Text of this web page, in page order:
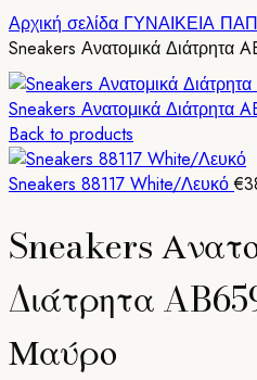
Αρχική σελίδα ΓΥΝΑΙΚΕΙΑ
Sneakers Ανατομικά Διάτρητα
Sneakers Ανατομικά
Back to products
Sneakers 88117 White/Λευκό€
Sneakers
Διάτρητα
Μαύρο